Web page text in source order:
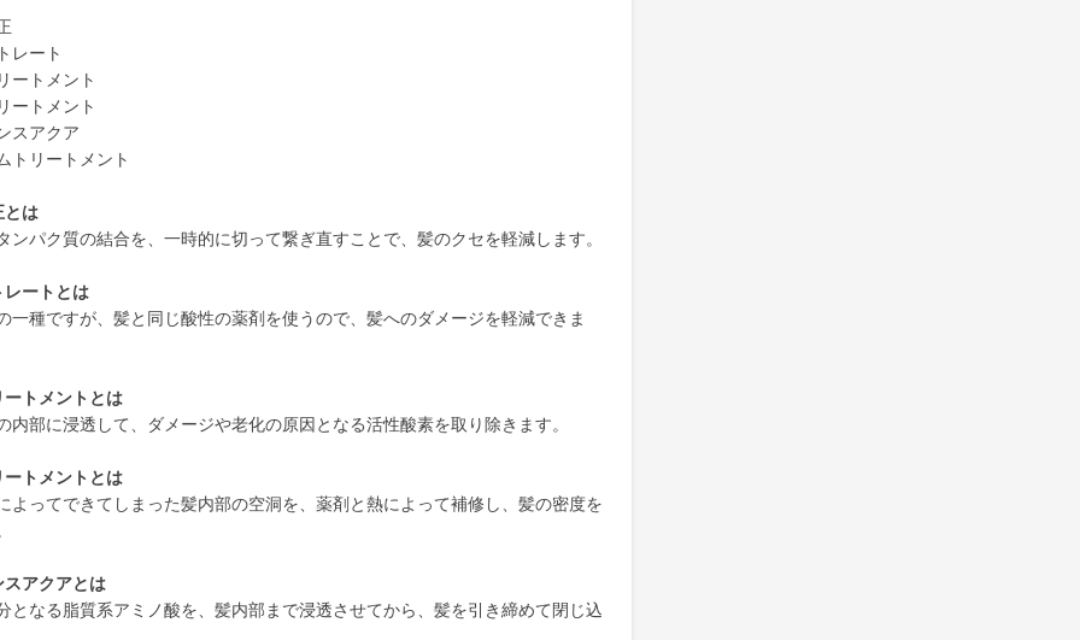
レート
ートメント
ートメント
スアクア
トリートメント
とは
ンパク質の結合を、一時的に切って繋ぎ直すことで、髪のクセを軽減します。
レートとは
一種ですが、髪と同じ酸性の薬剤を使うので、髪へのダメージを軽減できま
ートメントとは
内部に浸透して、ダメージや老化の原因となる活性酸素を取り除きます。
ートメントとは
よってできてしまった髪内部の空洞を、薬剤と熱によって補修し、髪の密度を
スアクアとは
となる脂質系アミノ酸を、髪内部まで浸透させてから、髪を引き締めて閉じ込